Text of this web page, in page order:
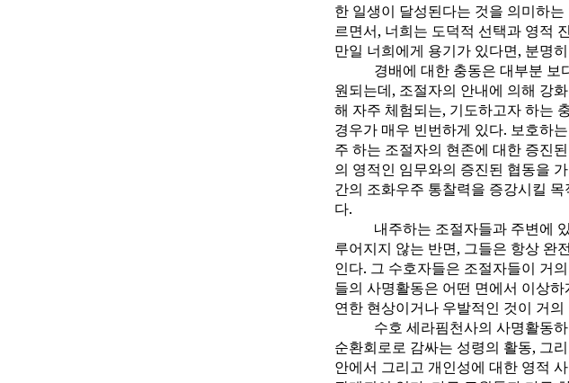
한 일생이 달성된다는 것을 의미하
르면서, 너희는 도덕적 선택과 영적
만일 너희에게 용기가 있다면, 분명
경배에 대한 충동은 대부분 보
원되는데, 조절자의 안내에 의해 강
해 자주 체험되는, 기도하고자 하는
경우가 매우 빈번하게 있다. 보호하
주 하는 조절자의 현존에 대한 증진
의 영적인 임무와의 증진된 협동을
간의 조화우주 통찰력을 증강시킬
다.
내주하는 조절자들과 주변에
루어지지 않는 반면, 그들은 항상 완
인다. 그 수호자들은 조절자들이 거
들의 사명활동은 어떤 면에서 이상
연한 현상이거나 우발적인 것이 거의
수호 세라핌천사의 사명활동
순환회로로 감싸는 성령의 활동, 그
안에서 그리고 개인성에 대한 영적